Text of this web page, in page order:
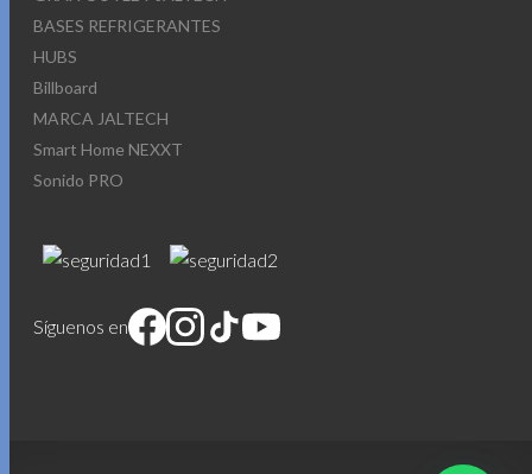
BASES REFRIGERANTES
HUBS
Billboard
MARCA JALTECH
Smart Home NEXXT
Sonido PRO
Síguenos en